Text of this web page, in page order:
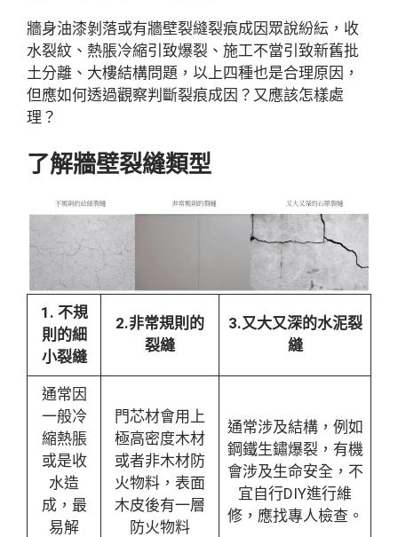
牆身油漆剝落或有牆壁裂縫裂痕成因眾說紛紜，收
水裂紋、熱脹冷縮引致爆裂、施工不當引致新舊批
土分離、大樓結構問題，以上四種也是合理原因，
但應如何透過觀察判斷裂痕成因？又應該怎樣處
理？
了解牆壁裂縫類型
1. 不規
則的細
小裂縫
2.非常規則的
裂縫
3.又大又深的水泥裂
縫
通常因
一般冷
縮熱脹
或是收
水造
成，最
易解
門芯材會用上
極高密度木材
或者非木材防
火物料，表面
木皮後有一層
防火物料
通常涉及結構，例如
鋼鐵生鏽爆裂，有機
會涉及生命安全，不
宜自行DIY進行維
修，應找專人檢查。